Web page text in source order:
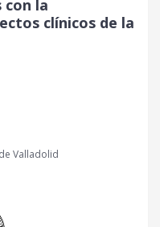
la
clínicos de la
Valladolid